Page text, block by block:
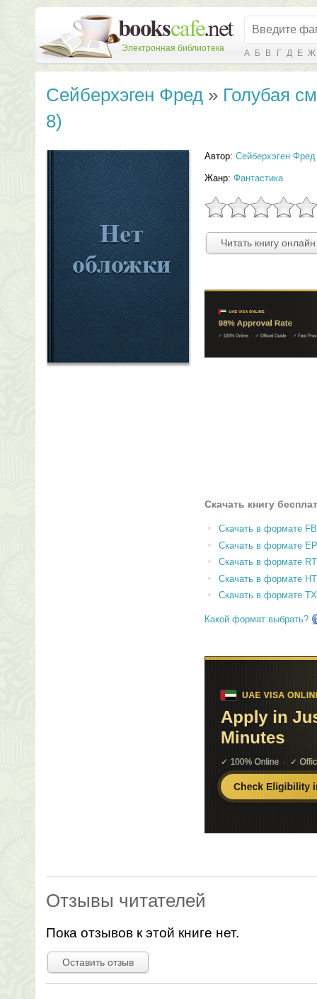
Электронная библиотека А Б В Г Д Е Ж
Сейберхэген Фред » Голубая
8)
Автор: Сейберхэген Фред
Жанр: Фантастика
Читать книгу
Скачать книгу
Скачать в формате
Скачать в формате
Скачать в формате
Скачать в формате
Скачать в формате
Какой формат выбрать?
Отзывы читателей
Пока отзывов к этой книге нет.
Оставить отзыв